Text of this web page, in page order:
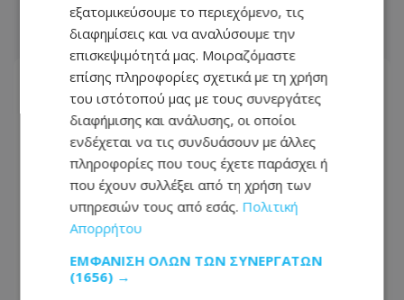
ΣΧΕΤΙΚΑ ΑΡΘΡΑ
εξατομικεύσουμε το περιεχόμενο, τις
διαφημίσεις και να αναλύσουμε την
επισκεψιμότητά μας. Μοιραζόμαστε
επίσης πληροφορίες σχετικά με τη χρήση
του ιστότοπού μας με τους συνεργάτες
διαφήμισης και ανάλυσης, οι οποίοι
ενδέχεται να τις συνδυάσουν με άλλες
πληροφορίες που τους έχετε παράσχει ή
που έχουν συλλέξει από τη χρήση των
υπηρεσιών τους από εσάς. Πολιτική
Απορρήτου
ΕΜΦΆΝΙΣΗ ΌΛΩΝ ΤΩΝ ΣΥΝΕΡΓΑΤΏΝ
(1656) →